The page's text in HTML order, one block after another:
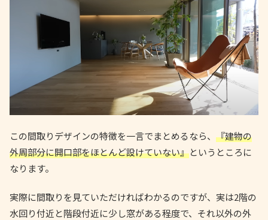
この間取りデザインの特徴を一言でまとめるなら、 『建物の
外周部分に開口部をほとんど設けていない』というところに
なります。
実際に間取りを見ていただければわかるのですが、実は2階の
水回り付近と階段付近に少し窓がある程度で、それ以外の外